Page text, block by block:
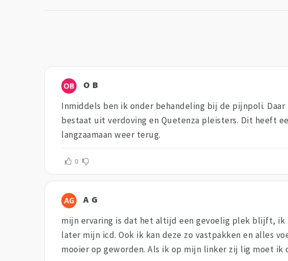
O B
Inmiddels ben ik onder behandeling bij de pijnpoli.
bestaat uit verdoving en Quetenza pleisters. Dit heeft
langzaamaan weer terug.
0
A G
mijn ervaring is dat het altijd een gevoelig plek blijft, ik
later mijn icd. Ook ik kan deze zo vastpakken en alles
mooier op geworden. Als ik op mijn linker zij lig moet